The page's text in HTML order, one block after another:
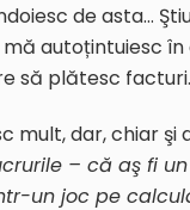
de asta…
autoțintuiesc
să plătesc
mult, dar, chiar şi
– că aş fi
un joc pe